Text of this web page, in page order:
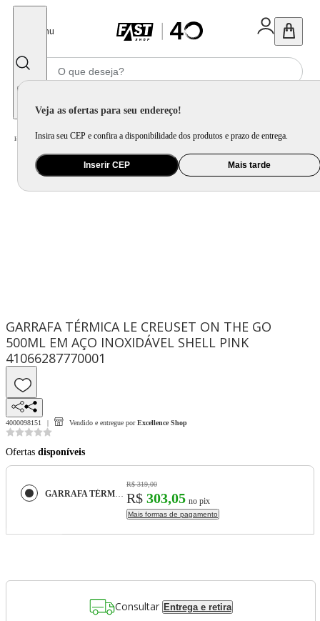
Menu
Veja as ofertas para seu endereço!
Insira seu CEP e confira a disponibilidade dos produtos e prazo de entrega.
Inserir CEP Mais tarde
Home Utilidade Doméstica Mesa / Garrafa Térmica
GARRAFA TÉRMICA LE CREUSET ON THE GO
500ML EM AÇO INOXIDÁVEL SHELL PINK
41066287770001
4000098151 Vendido e entregue por Excellence Shop
Ofertas disponíveis
GARRAFA TÉRMICA LE CREUSET ON THE GO 500ML EM AÇO INOXIDÁVEL SHELL PINK 41066287770001
R$ 319,00
R$ 303,05 no pix
Mais formas de pagamento
Consultar Entrega e retira